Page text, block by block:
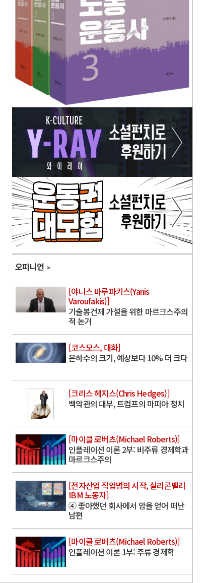
오피니언
[야니스 바루파키스(Yanis
Varoufakis)]
기술봉건제 가설을 위한 마르크스주의
적 논거
[코스모스, 대화]
은하수의 크기, 예상보다 10% 더 크다
[크리스 헤지스(Chris Hedges)]
백악관의 대부, 트럼프의 마피아 정치
[마이클 로버츠(Michael Roberts)]
인플레이션 이론 2부: 비주류 경제학과
마르크스주의
[전자산업 직업병의 시작, 실리콘밸리
IBM 노동자]
④ 좋아했던 회사에서 암을 얻어 떠난
남편
[마이클 로버츠(Michael Roberts)]
인플레이션 이론 1부: 주류 경제학